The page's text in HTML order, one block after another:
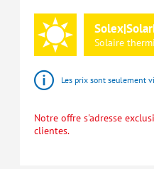
Solaire
Les prix sont seulement
Notre offre s'adresse
clientes.